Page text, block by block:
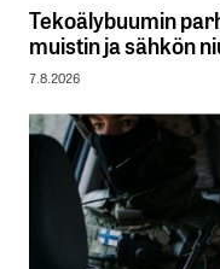
Tekoälybuumin
muistin ja sähkön
7.8.2026